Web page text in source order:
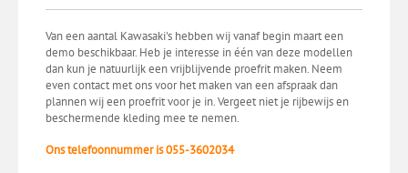
Van een aantal Kawasaki's hebben wij vanaf begin maart een
demo beschikbaar. Heb je interesse in één van deze modellen
dan kun je natuurlijk een vrijblijvende proefrit maken. Neem
even contact met ons voor het maken van een afspraak dan
plannen wij een proefrit voor je in. Vergeet niet je rijbewijs en
beschermende kleding mee te nemen.
Ons telefoonnummer is 055-3602034